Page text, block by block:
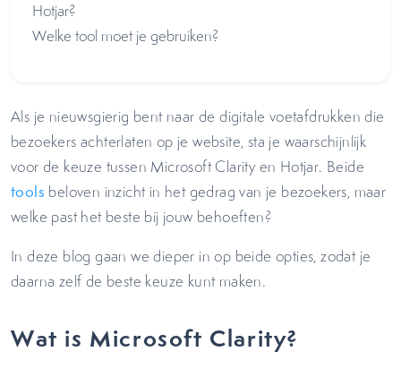
Hotjar?
Welke tool moet je gebruiken?
Als je nieuwsgierig bent naar de digitale voetafdrukken die
bezoekers achterlaten op je website, sta je waarschijnlijk
voor de keuze tussen Microsoft Clarity en Hotjar. Beide
tools beloven inzicht in het gedrag van je bezoekers, maar
welke past het beste bij jouw behoeften?
In deze blog gaan we dieper in op beide opties, zodat je
daarna zelf de beste keuze kunt maken.
Wat is Microsoft Clarity?